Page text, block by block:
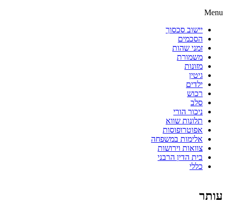
Menu
יישוב סכסוך
הסכמים
זמני שהות
משמורת
מזונות
גיטין
ילדים
רכוש
סלב
ניכור הורי
תלונות שווא
אפוטרופוסות
אלימות במשפחה
צוואות וירושות
בית הדין הרבני
כללי
עותר